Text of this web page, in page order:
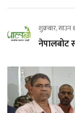
शुक्रबार, साउन
नेपालबोट